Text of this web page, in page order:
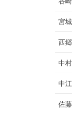
宮
西
中
中
佐